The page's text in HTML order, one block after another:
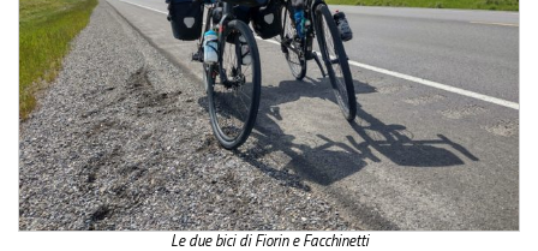
Le due bici di Fiorin e Facchinetti